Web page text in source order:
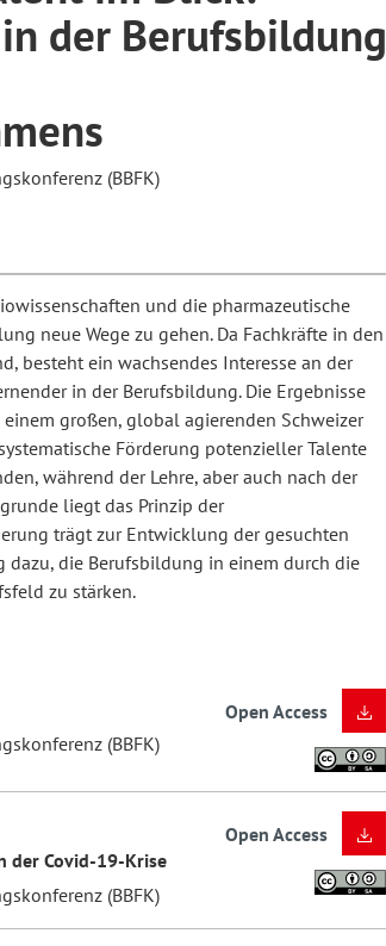
der Berufsbildung
(BBFK)
und die pharmazeutische
neue Wege zu gehen. Da Fachkräfte in den
besteht ein wachsendes Interesse an der
in der Berufsbildung. Die Ergebnisse
großen, global agierenden Schweizer
Förderung potenzieller Talente
während der Lehre, aber auch nach der
liegt das Prinzip der
trägt zur Entwicklung der gesuchten
dazu, die Berufsbildung in einem durch die
zu stärken.
(BBFK)
Open Access
der Covid-19-Krise
(BBFK)
Open Access